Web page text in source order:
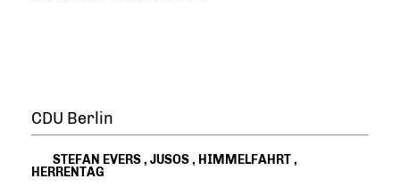
CDU Berlin
STEFAN EVERS, JUSOS, HIMMELFAHRT,
HERRENTAG